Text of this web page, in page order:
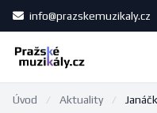
info@prazskemuzikaly.cz
Úvod / Aktuality /